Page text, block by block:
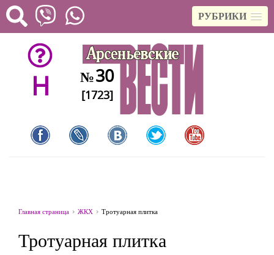
РУБРИКИ
H №30
[1723]
Главная страница ЖКХ Тротуарная плитка
Тротуарная плитка